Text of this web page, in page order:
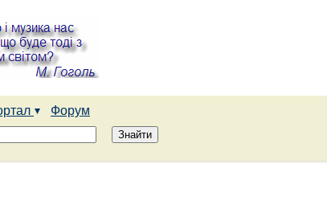
Форум